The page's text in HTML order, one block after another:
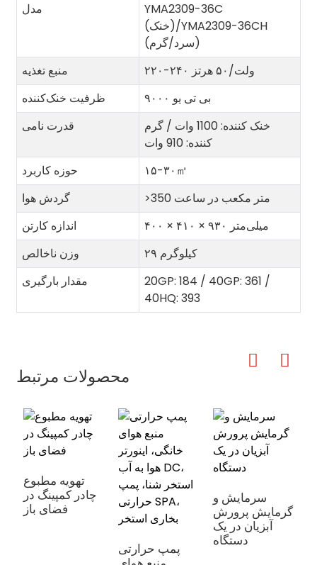
مدل
YMA2309-36C
(خنک)/YMA2309-36CH
(سرد/گرم)
منبع تغذیه
۲۲۰-۲۴۰ ولت/۵۰ هرتز
ظرفیت خنک‌کننده
۹۰۰۰ بی تی یو
قدرت نامی
خنک کننده: 1100 وات / گرم
کننده: 910 وات
حوزه کاربرد
۱۵-۳۰ ㎡
گردش هوا
>350 متر مکعب در ساعت
اندازه کارتن
۴۰۰ × ۴۱۰ × ۹۳۰ میلی‌متر
وزن ناخالص
۲۹ کیلوگرم
مقدار بارگیری
20GP: 184 / 40GP: 361 /
40HQ: 393
محصولات مرتبط
تهویه مطبوع
چادر کمپینگ در
فضای باز
پمپ حرارتی
سرمایش و
گرمایش پرورش
آبزیان در یک
دستگاه